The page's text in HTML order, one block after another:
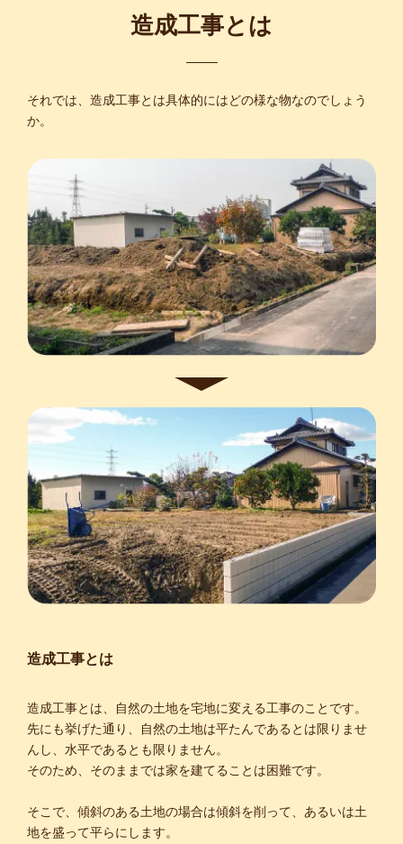
造成工事とは
それでは、造成工事とは具体的にはどの様な物なのでしょう
か。
造成工事とは
造成工事とは、自然の土地を宅地に変える工事のことです。
先にも挙げた通り、自然の土地は平たんであるとは限りませ
んし、水平であるとも限りません。
そのため、そのままでは家を建てることは困難です。
そこで、傾斜のある土地の場合は傾斜を削って、あるいは土
地を盛って平らにします。